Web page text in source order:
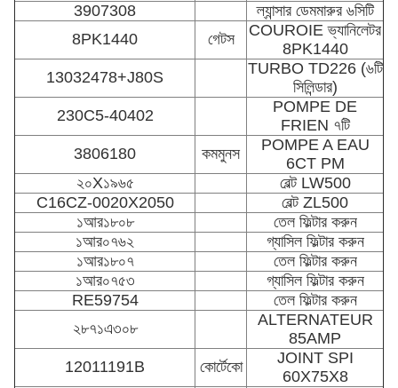
3907308
ল্যান্সার ডেমমারুর ৬সিটি
8PK1440
গেটস
COUROIE ভ্যানিলেটর
8PK1440
13032478+J80S
TURBO TD226 (৬টি
সিলিন্ডার)
230C5-40402
POMPE DE
FRIEN ৭টি
3806180
কমমুনস
POMPE A EAU
6CT PM
২০X১৯৬৫
বেল্ট LW500
C16CZ-0020X2050
বেল্ট ZL500
১আর১৮০৮
তেল ফিল্টার করুন
১আর০৭৬২
গ্যাসিল ফিল্টার করুন
১আর১৮০৭
তেল ফিল্টার করুন
১আর০৭৫৩
গ্যাসিল ফিল্টার করুন
RE59754
তেল ফিল্টার করুন
২৮৭১এ৩০৮
ALTERNATEUR
85AMP
12011191B
কোর্টেকো
JOINT SPI
60X75X8